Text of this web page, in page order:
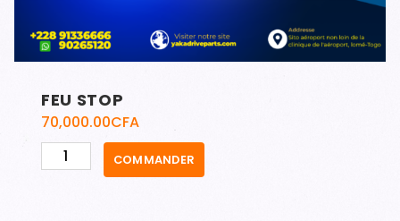
FEU STOP
70,000.00CFA
quantité
de
COMMANDER